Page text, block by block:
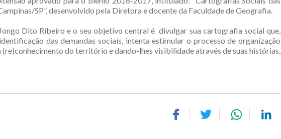
SP”, desenvolvido pela Diretora e docente da Faculdade de Geografia.
Dito Ribeiro e o seu objetivo central é divulgar sua cartografia social que,
das demandas sociais, intenta estimular o processo de organização
do território e dando-lhes visibilidade através de suas histórias,